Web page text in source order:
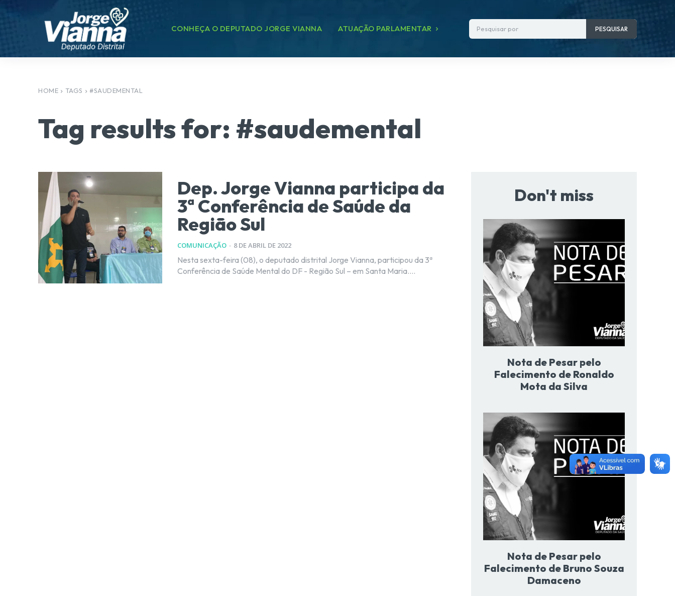
CONHEÇA O DEPUTADO JORGE VIANNA ATUAÇÃO PARLAMENTAR Pesquisar por PESQUISAR
HOME TAGS #SAUDEMENTAL
Tag results for: #saudemental
Dep. Jorge Vianna participa da
3ª Conferência de Saúde da
Região Sul
COMUNICAÇÃO - 8 DE ABRIL DE 2022
Nesta sexta-feira (08), o deputado distrital Jorge Vianna, participou da 3ª
Conferência de Saúde Mental do DF - Região Sul – em Santa Maria....
Don't miss
Nota de Pesar pelo
Falecimento de Ronaldo
Mota da Silva
Nota de Pesar pelo
Falecimento de Bruno Souza
Damaceno